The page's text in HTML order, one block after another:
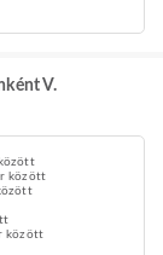
V.
között
között